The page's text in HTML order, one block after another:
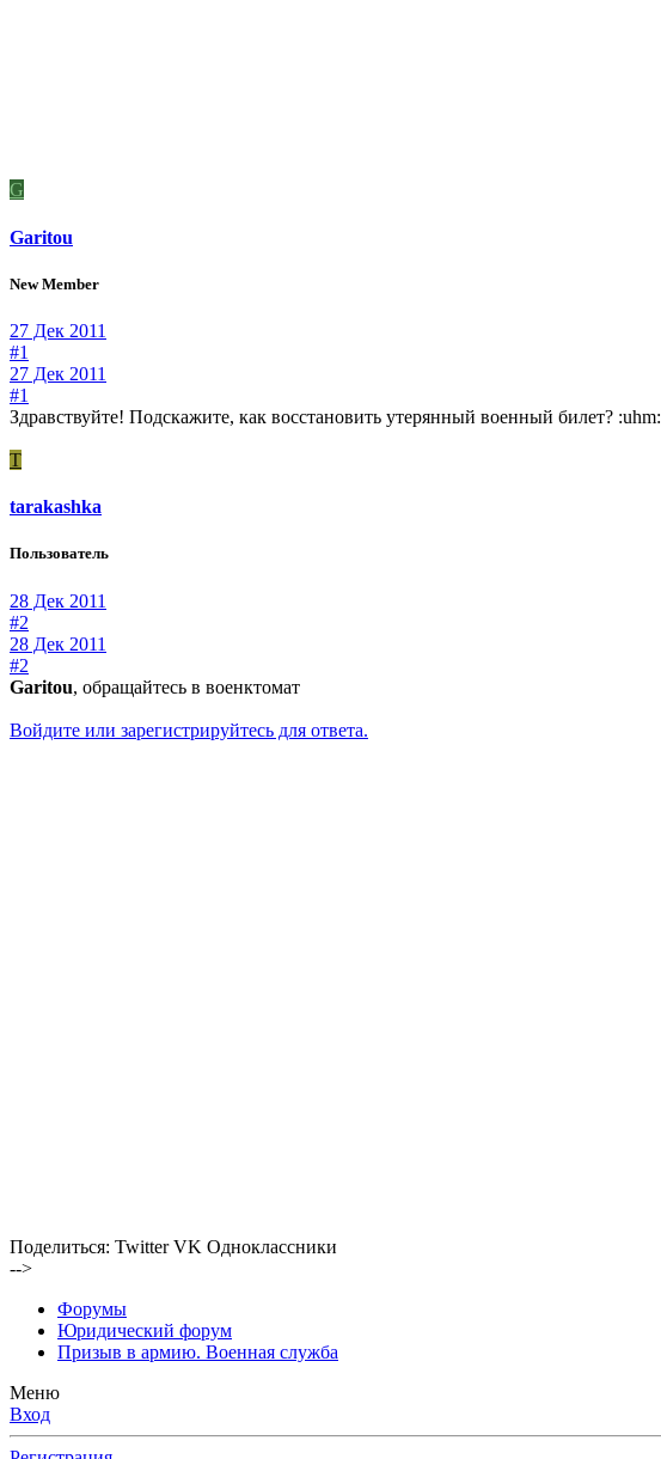
G
Garitou
New Member
27 Дек 2011
#1
27 Дек 2011
#1
Здравствуйте! Подскажите, как восстановить утерянный военный билет? :uhm:
T
tarakashka
Пользователь
28 Дек 2011
#2
28 Дек 2011
#2
Garitou, обращайтесь в военктомат
Войдите или зарегистрируйтесь для ответа.
Поделиться: Twitter VK Одноклассники
-->
Форумы
Юридический форум
Призыв в армию. Военная служба
Меню
Вход